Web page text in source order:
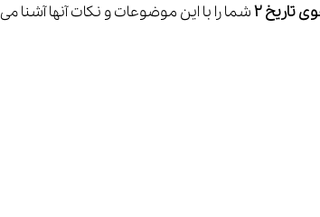
تاریخ ۲ شما را با این موضوعات و نکات آنها آشنا می‌کند.